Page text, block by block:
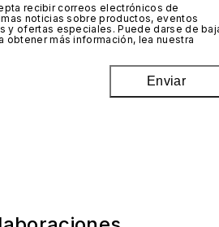
recibir correos electrónicos de
noticias sobre productos, eventos
y ofertas especiales. Puede darse de
obtener más información, lea nuestra
Enviar